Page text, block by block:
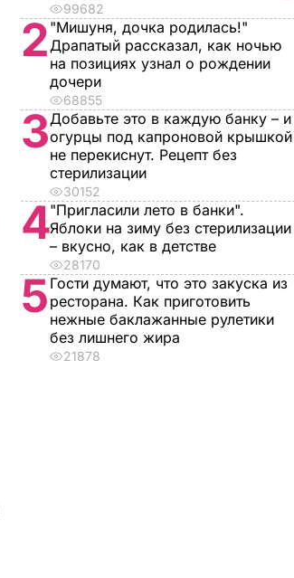
99682
2 "Мишуня, дочка родилась!"
Драпатый рассказал, как ночью
на позициях узнал о рождении
дочери
68855
3Добавьте это в каждую банку – и
огурцы под капроновой крышкой
не перекиснут. Рецепт без
стерилизации
30152
4"Пригласили лето в банки".
Яблоки на зиму без стерилизации
– вкусно, как в детстве
28170
5 Гости думают, что это закуска из
ресторана. Как приготовить
нежные баклажанные рулетики
без лишнего жира
21878